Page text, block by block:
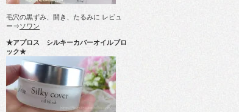
毛穴の黒ずみ、開き、たるみに レビュ
ー⇒ソワン
★アプロス シルキーカバーオイルブロ
ック★